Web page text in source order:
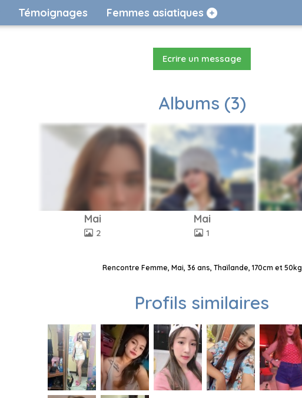
Témoignages Femmes asiatiques
Ecrire un message
Albums (3)
Mai
2
Mai
1
Rencontre Femme, Mai, 36 ans, Thaïlande, 170cm et 50kg
Profils similaires